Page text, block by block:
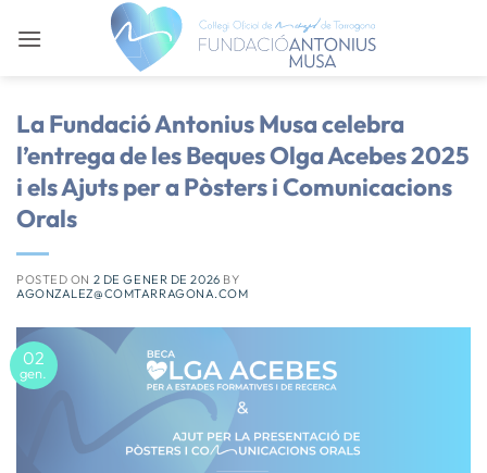
La Fundació Antonius Musa celebra
l’entrega de les Beques Olga Acebes 2025
i els Ajuts per a Pòsters i Comunicacions
Orals
POSTED ON 2 DE GENER DE 2026 BY
AGONZALEZ@COMTARRAGONA.COM
02
gen.